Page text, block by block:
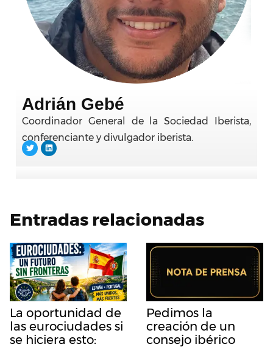
Adrián Gebé
Coordinador General de la Sociedad Iberista,
conferenciante y divulgador iberista.
Entradas relacionadas
La oportunidad de
las eurociudades si
se hiciera esto:
Pedimos la
creación de un
consejo ibérico